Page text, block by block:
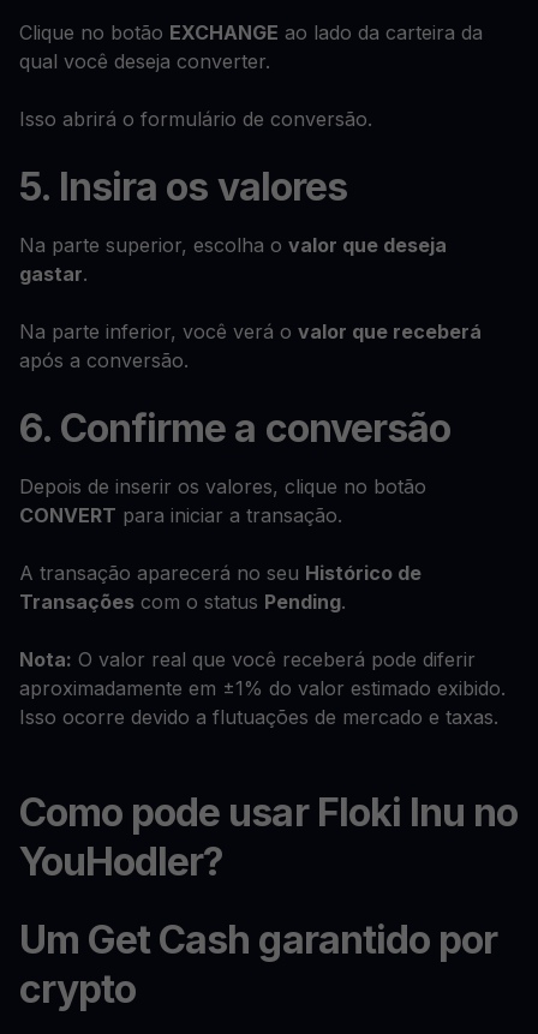
Clique no botão EXCHANGE ao lado da carteira da
qual você deseja converter.
Isso abrirá o formulário de conversão.
5. Insira os valores
Na parte superior, escolha o valor que deseja
gastar.
Na parte inferior, você verá o valor que receberá
após a conversão.
6. Confirme a conversão
Depois de inserir os valores, clique no botão
CONVERT para iniciar a transação.
A transação aparecerá no seu Histórico de
Transações com o status Pending.
Nota: O valor real que você receberá pode diferir
aproximadamente em ±1% do valor estimado exibido.
Isso ocorre devido a flutuações de mercado e taxas.
Como pode usar Floki Inu no
YouHodler?
Um Get Cash garantido por
crypto